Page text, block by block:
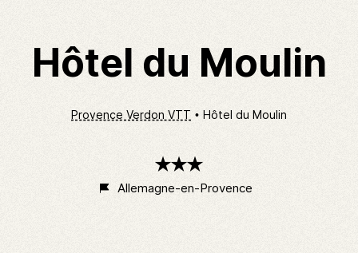
Hôtel du Moulin
Provence Verdon VTT Hôtel du Moulin
étoiles
Allemagne-en-Provence